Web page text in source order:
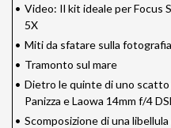
• Video: Il kit ideale per Focus
5X
• Miti da sfatare sulla
• Tramonto sul mare
• Dietro le quinte di uno
Panizza e Laowa 14mm f/4
• Scomposizione di una